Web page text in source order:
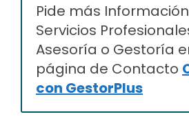
Pide más
Servicios
Asesoría o Gestoría
página de Contacto
con GestorPlus